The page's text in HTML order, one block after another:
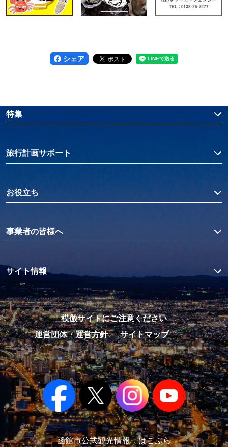
シェア
特集
旅行計画サポート
お役立ち
事業者の皆様へ
サイト情報
模倣サイトにご注意ください
運営団体・運営方針
サイトマップ
函館市公式観光情報 はこぶら